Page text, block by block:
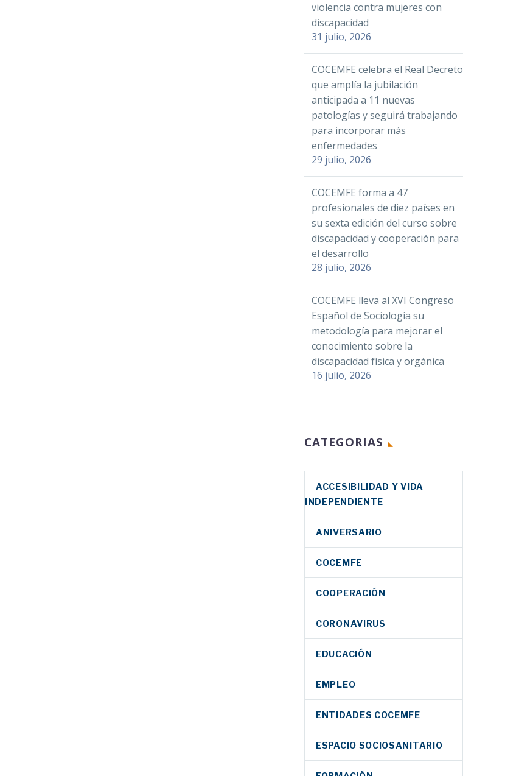
violencia contra mujeres con
discapacidad
31 julio, 2026
COCEMFE celebra el Real Decreto
que amplía la jubilación
anticipada a 11 nuevas
patologías y seguirá trabajando
para incorporar más
enfermedades
29 julio, 2026
COCEMFE forma a 47
profesionales de diez países en
su sexta edición del curso sobre
discapacidad y cooperación para
el desarrollo
28 julio, 2026
COCEMFE lleva al XVI Congreso
Español de Sociología su
metodología para mejorar el
conocimiento sobre la
discapacidad física y orgánica
16 julio, 2026
CATEGORIAS
ACCESIBILIDAD Y VIDA
INDEPENDIENTE
ANIVERSARIO
COCEMFE
COOPERACIÓN
CORONAVIRUS
EDUCACIÓN
EMPLEO
ENTIDADES COCEMFE
ESPACIO SOCIOSANITARIO